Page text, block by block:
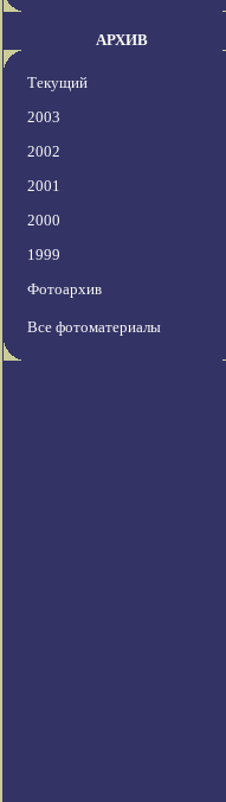
АРХИВ
Текущий
2003
2002
2001
2000
1999
Фотоархив
Все фотоматериалы